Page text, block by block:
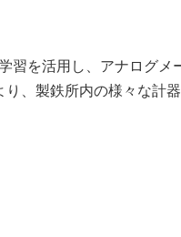
習を活用し、アナログメ
、製鉄所内の様々な計